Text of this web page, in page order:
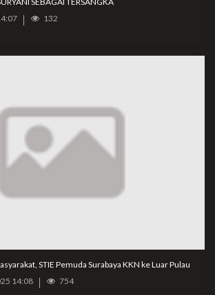
132
STIE Pemuda Surabaya KKN ke Luar Pulau
14:08
754